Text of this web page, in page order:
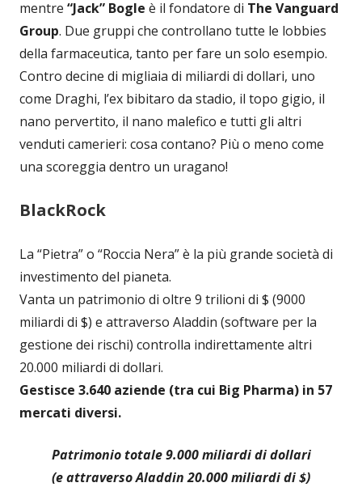
mentre “Jack” Bogle è il fondatore di The Vanguard
Group. Due gruppi che controllano tutte le lobbies
della farmaceutica, tanto per fare un solo esempio.
Contro decine di migliaia di miliardi di dollari, uno
come Draghi, l’ex bibitaro da stadio, il topo gigio, il
nano pervertito, il nano malefico e tutti gli altri
venduti camerieri: cosa contano? Più o meno come
una scoreggia dentro un uragano!
BlackRock
La “Pietra” o “Roccia Nera” è la più grande società di
investimento del pianeta.
Vanta un patrimonio di oltre 9 trilioni di $ (9000
miliardi di $) e attraverso Aladdin (software per la
gestione dei rischi) controlla indirettamente altri
20.000 miliardi di dollari.
Gestisce 3.640 aziende (tra cui Big Pharma) in 57
mercati diversi.
Patrimonio totale 9.000 miliardi di dollari
(e attraverso Aladdin 20.000 miliardi di $)